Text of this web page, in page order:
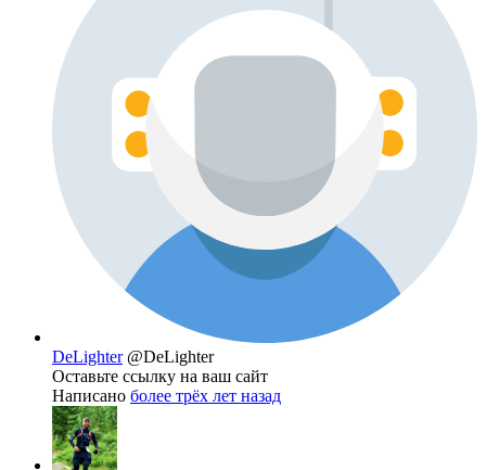
DeLighter @DeLighter
Оставьте ссылку на ваш сайт
Написано более трёх лет назад